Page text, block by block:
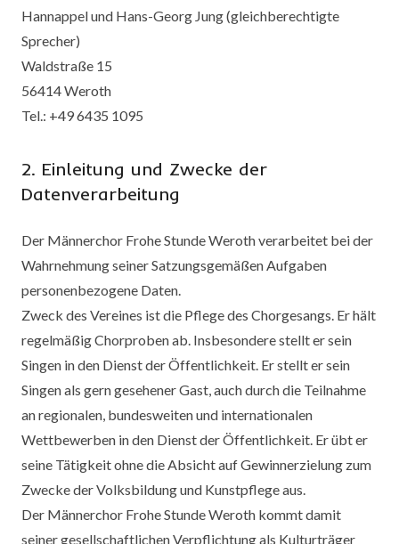
Hannappel und Hans-Georg Jung (gleichberechtigte
Sprecher)
Waldstraße 15
56414 Weroth
Tel.: +49 6435 1095
2. Einleitung und Zwecke der
Datenverarbeitung
Der Männerchor Frohe Stunde Weroth verarbeitet bei der
Wahrnehmung seiner Satzungsgemäßen Aufgaben
personenbezogene Daten.
Zweck des Vereines ist die Pflege des Chorgesangs. Er hält
regelmäßig Chorproben ab. Insbesondere stellt er sein
Singen in den Dienst der Öffentlichkeit. Er stellt er sein
Singen als gern gesehener Gast, auch durch die Teilnahme
an regionalen, bundesweiten und internationalen
Wettbewerben in den Dienst der Öffentlichkeit. Er übt er
seine Tätigkeit ohne die Absicht auf Gewinnerzielung zum
Zwecke der Volksbildung und Kunstpflege aus.
Der Männerchor Frohe Stunde Weroth kommt damit
seiner gesellschaftlichen Verpflichtung als Kulturträger